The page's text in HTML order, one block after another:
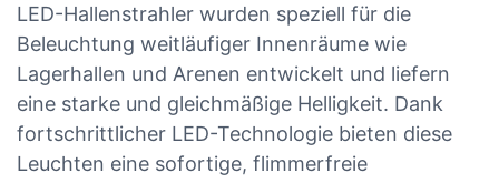
LED-Hallenstrahler wurden speziell für die
Beleuchtung weitläufiger Innenräume wie
Lagerhallen und Arenen entwickelt und liefern
eine starke und gleichmäßige Helligkeit. Dank
fortschrittlicher LED-Technologie bieten diese
Leuchten eine sofortige, flimmerfreie